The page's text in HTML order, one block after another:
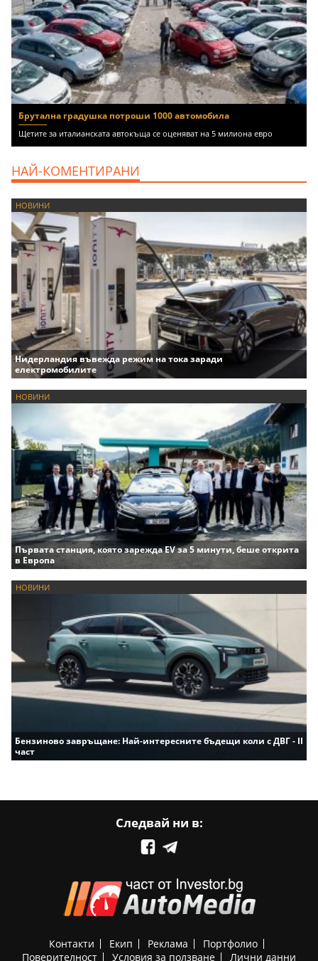
Брутална градушка потроши 1000 автомобила
Щетите за италианската автокъща се оценяват на 5 милиона евро
НАЙ-КОМЕНТИРАНИ
НОВИНИ
Нидерландия въвежда режим на тока заради
електромобилите
НОВИНИ
Първата станция, която зарежда EV за 5 минути, беше открита
в Европа
НОВИНИ
Бензиново завръщане: Най-интересните бъдещи коли с ДВГ - II
част
Следвай ни в:
Контакти Екип Реклама
Портфолио
Поверителност
Условия за ползване Лични данни